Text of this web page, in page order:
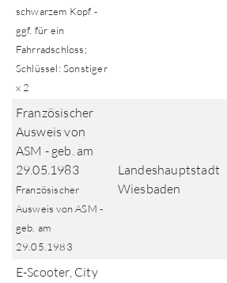
schwarzem Kopf -
ggf. für ein
Fahrradschloss;
Schlüssel: Sonstiger
x 2
Französischer
Ausweis von
ASM - geb. am
29.05.1983
Französischer
Ausweis von ASM -
geb. am
29.05.1983
Landeshauptstadt
Wiesbaden
E-Scooter, City